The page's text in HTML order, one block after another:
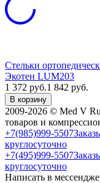
Стельки
Экотен LUM203
1 372 руб.1 842 руб.
В корзину
2009-2026 © Med V
товаров и
+7(985)999-5507
круглосуточно
+7(495)999-5507
круглосуточно
Написать в